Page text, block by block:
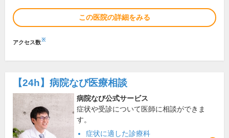
この医院の詳細をみる
アクセス数※
【24h】 病院なび医療相談
病院なび公式サービス
症状や受診について医師に相談ができま
す。
症状に適した診療科